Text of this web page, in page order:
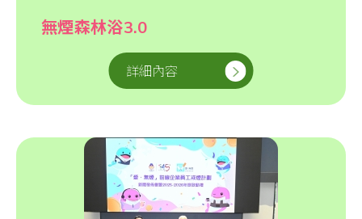
無煙森林浴3.0
詳細內容